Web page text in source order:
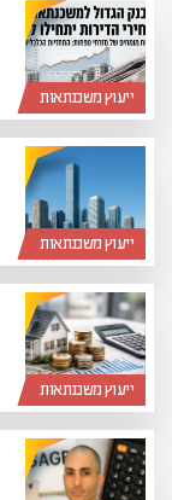
ייעוץ משכנתאות
ייעוץ משכנתאות
ייעוץ משכנתאות